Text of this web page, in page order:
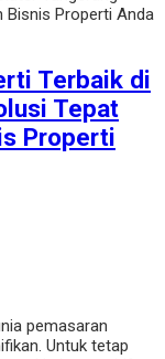
Terbaik di
Tepat
Properti
pemasaran
Untuk tetap